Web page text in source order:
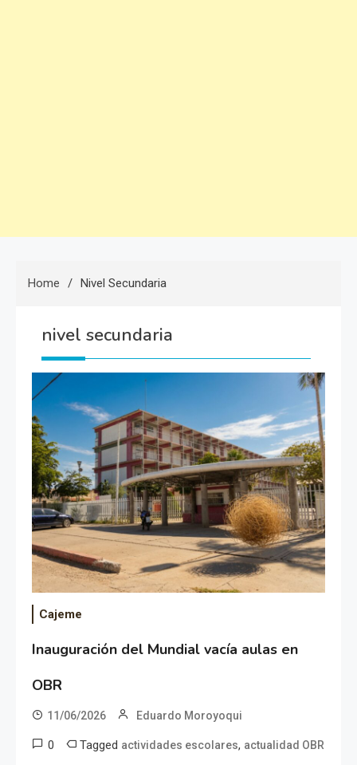
Home Nivel Secundaria
nivel secundaria
Cajeme
Inauguración del Mundial vacía aulas en
OBR
11/06/2026 Eduardo Moroyoqui
0 Tagged actividades escolares, actualidad OBR